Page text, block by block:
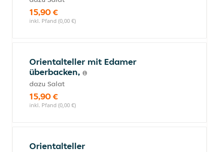
15,90 €
inkl. Pfand (0,00 €)
Orientalteller mit Edamer
überbacken,
dazu Salat
15,90 €
inkl. Pfand (0,00 €)
Orientalteller